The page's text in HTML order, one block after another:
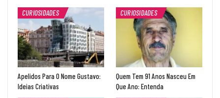
CURIOSIDADES
Apelidos Para O Nome Gustavo:
Ideias Criativas
CURIOSIDADES
Quem Tem 91 Anos Nasceu Em
Que Ano: Entenda